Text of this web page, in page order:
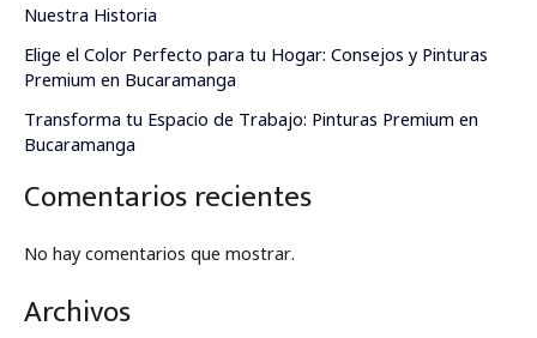
Nuestra Historia
Elige el Color Perfecto para tu Hogar: Consejos y Pinturas
Premium en Bucaramanga
Transforma tu Espacio de Trabajo: Pinturas Premium en
Bucaramanga
Comentarios recientes
No hay comentarios que mostrar.
Archivos